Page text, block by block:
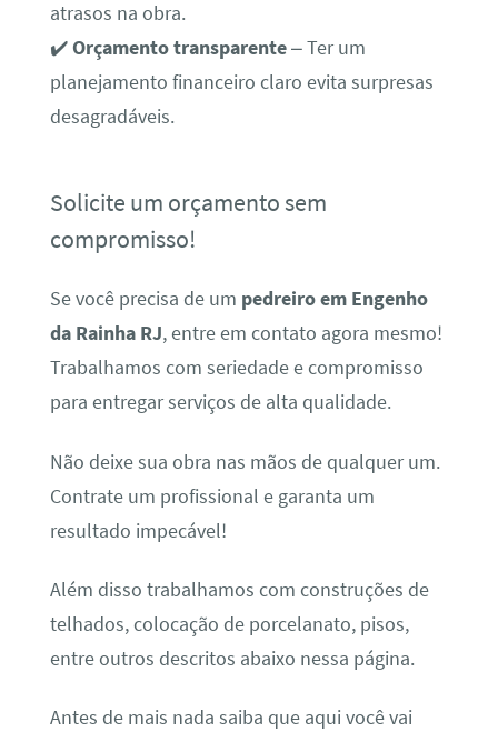
atrasos na obra.
✔️Orçamento transparente– Ter um
planejamento financeiro claro evita surpresas
desagradáveis.
Solicite um orçamento sem
compromisso!
Se você precisa de um pedreiro em Engenho
da Rainha RJ, entre em contato agora mesmo!
Trabalhamos com seriedade e compromisso
para entregar serviços de alta qualidade.
Não deixe sua obra nas mãos de qualquer um.
Contrate um profissional e garanta um
resultado impecável!
Além disso trabalhamos com construções de
telhados, colocação de porcelanato, pisos,
entre outros descritos abaixo nessa página.
Antes de mais nada saiba que aqui você vai